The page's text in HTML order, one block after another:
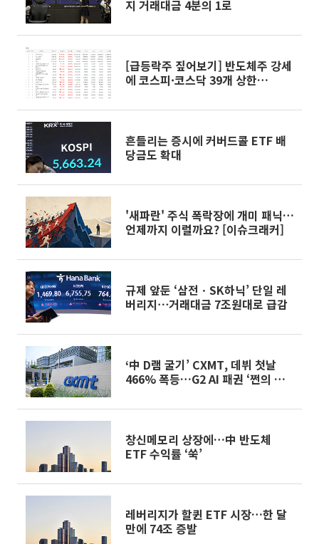
지 거래대금 4분의 1로
[급등락주 짚어보기] 반도체주 강세
에 코스피·코스닥 39개 상한
흔들리는 증시에 커버드콜 ETF 배
당금도 확대
'새파란' 주식 폭락장에 개미 패닉…
언제까지 이럴까요? [이슈크래커]
규제 앞둔 ‘삼전ㆍSK하닉’ 단일 레
버리지⋯거래대금 7조원대로 급감
‘中 D램 굴기’ CXMT, 데뷔 첫날
466% 폭등…G2 AI 패권 ‘쩐의 전
창신메모리 상장에…中 반도체
ETF 수익률 ‘쑥’
레버리지가 할퀸 ETF 시장…한 달
만에 74조 증발